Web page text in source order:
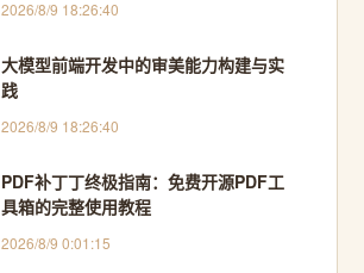
2026/8/9 18:26:40
大模型前端开发中的审美能力构建与实
践
2026/8/9 18:26:40
PDF补丁丁终极指南：免费开源PDF工
具箱的完整使用教程
2026/8/9 0:01:15